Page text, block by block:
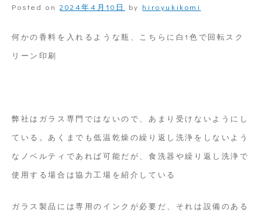
ト
ル
ク
リ
ー
ン
Posted on 2024年4月10日 by hiroyukikomi
何かの香料を入れるような瓶、こちらに白1色で回転スク
リーン印刷
弊社はガラス専門ではないので、あまり受けないようにし
ている。あくまでも低温乾燥の繰り返し洗浄をしないよう
なノベルティであれば可能だが、食洗器や繰り返し洗浄で
使用する場合は協力工場を紹介している
ガラス製品には専用のインクが必要だ、それは設備のある